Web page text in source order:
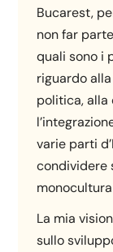
Bucarest,
non far
quali sono i
riguardo
politica, alla
varie parti
condividere
La mia
sullo